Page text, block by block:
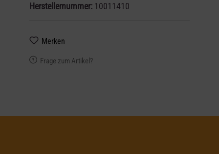
Herstellernummer: 10011410
Merken
Frage zum Artikel?